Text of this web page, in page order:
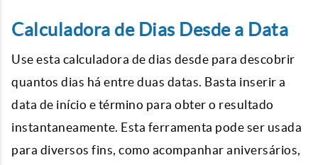
Calculadora de Dias Desde a Data
Use esta calculadora de dias desde para descobrir
quantos dias há entre duas datas. Basta inserir a
data de início e término para obter o resultado
instantaneamente. Esta ferramenta pode ser usada
para diversos fins, como acompanhar aniversários,